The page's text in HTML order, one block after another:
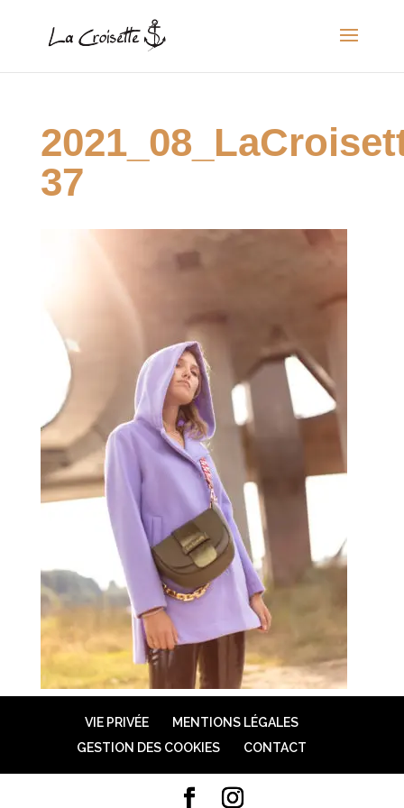
37
VIE PRIVÉE
MENTIONS LÉGALES
GESTION DES COOKIES
CONTACT